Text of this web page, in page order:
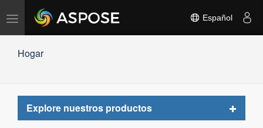
Alternar
navegación
Español
Hogar
Explore nuestros productos
Toggle